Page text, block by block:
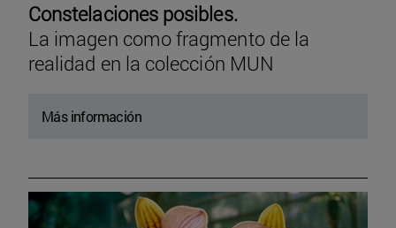
Constelaciones posibles.
La imagen como fragmento de la
realidad en la colección MUN
Más información